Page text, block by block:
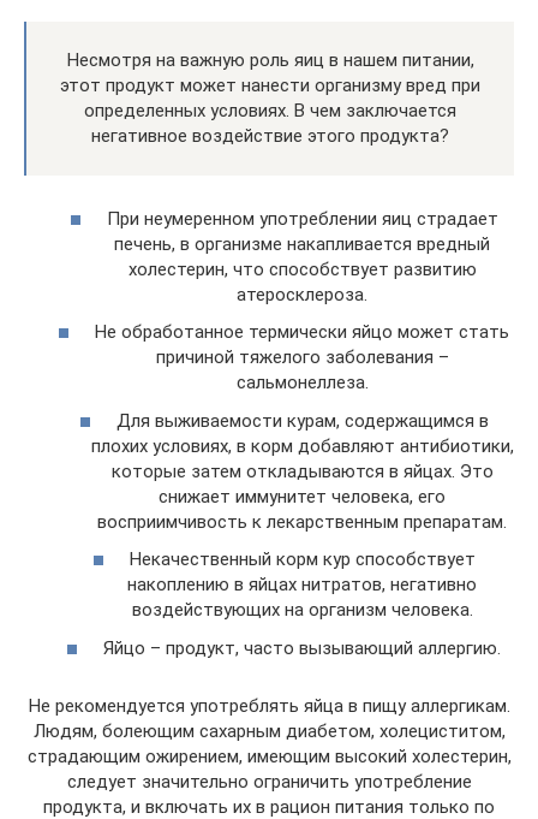
Несмотря на важную роль яиц в нашем питании,
этот продукт может нанести организму вред при
определенных условиях. В чем заключается
негативное воздействие этого продукта?
При неумеренном употреблении яиц страдает
печень, в организме накапливается вредный
холестерин, что способствует развитию
атеросклероза.
Не обработанное термически яйцо может стать
причиной тяжелого заболевания –
сальмонеллеза.
Для выживаемости курам, содержащимся в
плохих условиях, в корм добавляют антибиотики,
которые затем откладываются в яйцах. Это
снижает иммунитет человека, его
восприимчивость к лекарственным препаратам.
Некачественный корм кур способствует
накоплению в яйцах нитратов, негативно
воздействующих на организм человека.
Яйцо – продукт, часто вызывающий аллергию.
Не рекомендуется употреблять яйца в пищу аллергикам.
Людям, болеющим сахарным диабетом, холециститом,
страдающим ожирением, имеющим высокий холестерин,
следует значительно ограничить употребление
продукта, и включать их в рацион питания только по